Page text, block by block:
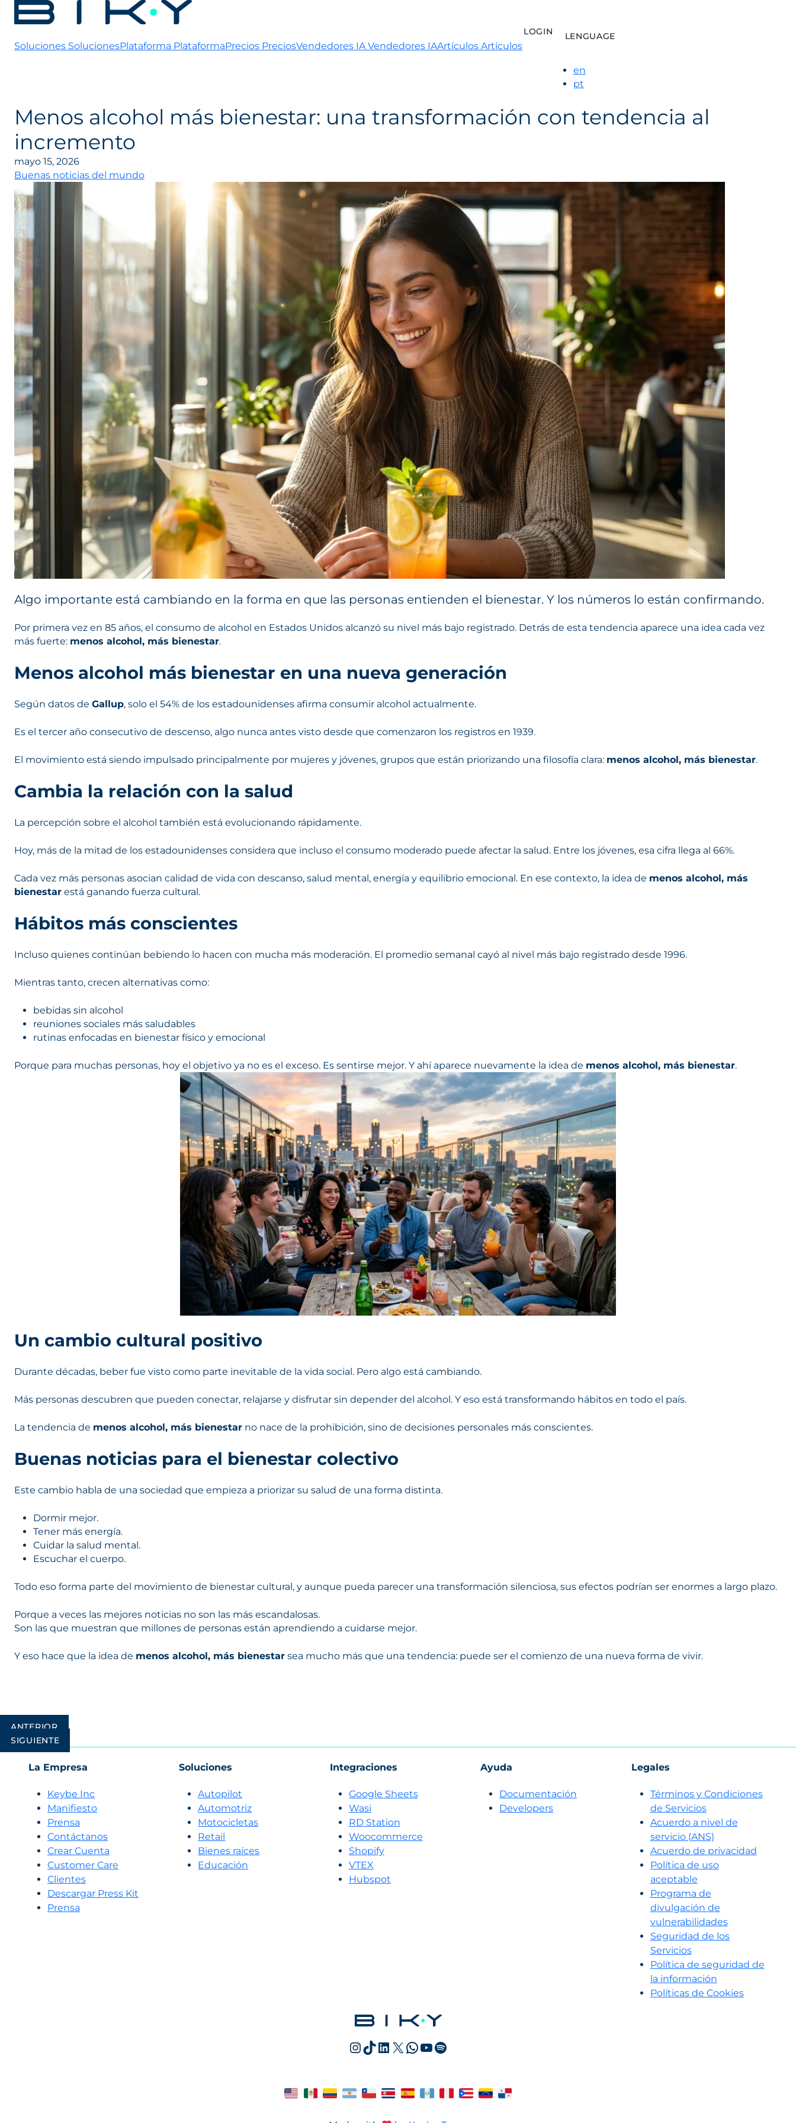
Soluciones SolucionesPlataforma PlataformaPrecios PreciosVendedores IA Vendedores IAArtículos Artículos
LOGIN LENGUAGE
en
pt
Menos alcohol más bienestar: una transformación con tendencia al
incremento
mayo 15, 2026
Buenas noticias del mundo
Algo importante está cambiando en la forma en que las personas entienden el bienestar. Y los números lo están confirmando.
Por primera vez en 85 años, el consumo de alcohol en Estados Unidos alcanzó su nivel más bajo registrado. Detrás de esta tendencia aparece una idea cada vez
más fuerte: menos alcohol, más bienestar.
Menos alcohol más bienestar en una nueva generación
Según datos de Gallup, solo el 54% de los estadounidenses afirma consumir alcohol actualmente.
Es el tercer año consecutivo de descenso, algo nunca antes visto desde que comenzaron los registros en 1939.
El movimiento está siendo impulsado principalmente por mujeres y jóvenes, grupos que están priorizando una filosofía clara: menos alcohol, más bienestar.
Cambia la relación con la salud
La percepción sobre el alcohol también está evolucionando rápidamente.
Hoy, más de la mitad de los estadounidenses considera que incluso el consumo moderado puede afectar la salud. Entre los jóvenes, esa cifra llega al 66%.
Cada vez más personas asocian calidad de vida con descanso, salud mental, energía y equilibrio emocional. En ese contexto, la idea de menos alcohol, más
bienestar está ganando fuerza cultural.
Hábitos más conscientes
Incluso quienes continúan bebiendo lo hacen con mucha más moderación. El promedio semanal cayó al nivel más bajo registrado desde 1996.
Mientras tanto, crecen alternativas como:
bebidas sin alcohol
reuniones sociales más saludables
rutinas enfocadas en bienestar físico y emocional
Porque para muchas personas, hoy el objetivo ya no es el exceso. Es sentirse mejor. Y ahí aparece nuevamente la idea de menos alcohol, más bienestar.
Un cambio cultural positivo
Durante décadas, beber fue visto como parte inevitable de la vida social. Pero algo está cambiando.
Más personas descubren que pueden conectar, relajarse y disfrutar sin depender del alcohol. Y eso está transformando hábitos en todo el país.
La tendencia de menos alcohol, más bienestar no nace de la prohibición, sino de decisiones personales más conscientes.
Buenas noticias para el bienestar colectivo
Este cambio habla de una sociedad que empieza a priorizar su salud de una forma distinta.
Dormir mejor.
Tener más energía.
Cuidar la salud mental.
Escuchar el cuerpo.
Todo eso forma parte del movimiento de bienestar cultural, y aunque pueda parecer una transformación silenciosa, sus efectos podrían ser enormes a largo plazo.
Porque a veces las mejores noticias no son las más escandalosas.
Son las que muestran que millones de personas están aprendiendo a cuidarse mejor.
Y eso hace que la idea de menos alcohol, más bienestar sea mucho más que una tendencia: puede ser el comienzo de una nueva forma de vivir.
Navegación
de
entradas
ANTERIOR
SIGUIENTE
La Empresa
Keybe Inc
Manifiesto
Prensa
Contáctanos
Crear Cuenta
Customer Care
Clientes
Descargar Press Kit
Prensa
Soluciones
Autopilot
Automotriz
Motocicletas
Retail
Bienes raíces
Educación
Integraciones
Google Sheets
Wasi
RD Station
Woocommerce
Shopify
VTEX
Hubspot
Ayuda
Documentación
Developers
Legales
Términos y Condiciones
de Servicios
Acuerdo a nivel de
servicio (ANS)
Acuerdo de privacidad
Política de uso
aceptable
Programa de
divulgación de
vulnerabilidades
Seguridad de los
Servicios
Política de seguridad de
la información
Políticas de Cookies
Instagram
TikTok
LinkedIn
X WhatsApp
YouTube
Spotify